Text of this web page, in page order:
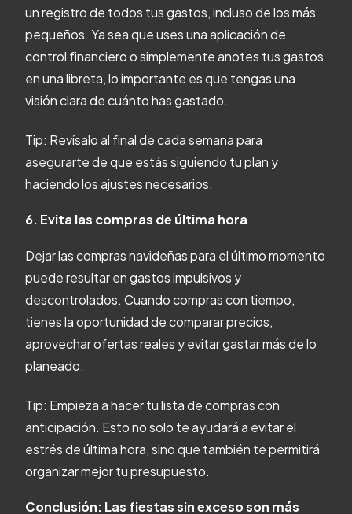
un registro de todos tus gastos, incluso de los más
pequeños. Ya sea que uses una aplicación de
control financiero o simplemente anotes tus gastos
en una libreta, lo importante es que tengas una
visión clara de cuánto has gastado.
Tip: Revísalo al final de cada semana para
asegurarte de que estás siguiendo tu plan y
haciendo los ajustes necesarios.
6. Evita las compras de última hora
Dejar las compras navideñas para el último momento
puede resultar en gastos impulsivos y
descontrolados. Cuando compras con tiempo,
tienes la oportunidad de comparar precios,
aprovechar ofertas reales y evitar gastar más de lo
planeado.
Tip: Empieza a hacer tu lista de compras con
anticipación. Esto no solo te ayudará a evitar el
estrés de última hora, sino que también te permitirá
organizar mejor tu presupuesto.
Conclusión: Las fiestas sin exceso son más